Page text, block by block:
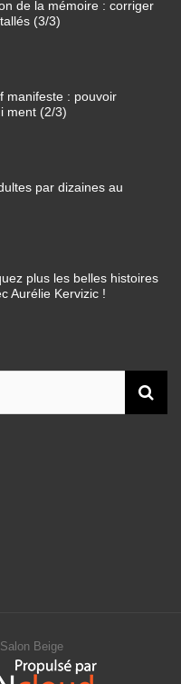
de la mémoire : corriger
(3/3)
manifeste : pouvoir
ment (2/3)
par dizaines au
plus les belles histoires
Aurélie Kervizic !
Beige